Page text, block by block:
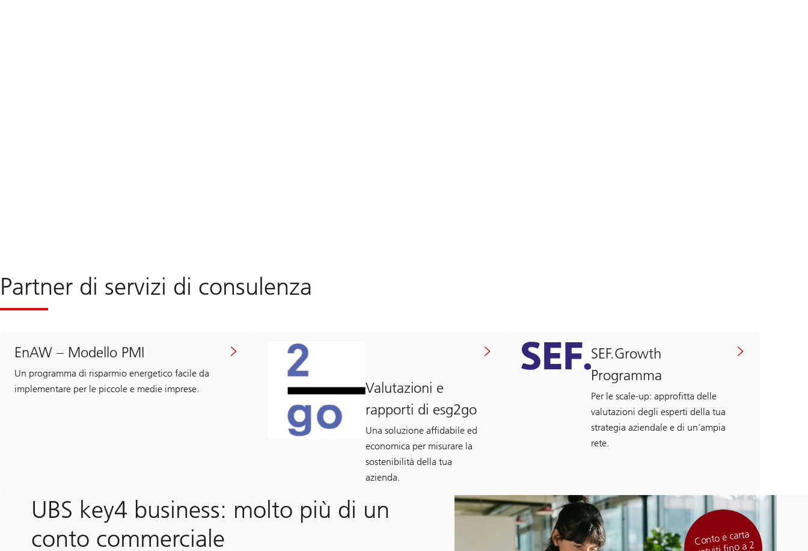
Partner di servizi di consulenza
EnAW – Modello PMI
Un programma di risparmio energetico facile da
implementare per le piccole e medie imprese.
Valutazioni e
rapporti di esg2go
Una soluzione affidabile ed
economica per misurare la
sostenibilità della tua
azienda.
SEF.Growth
Programma
Per le scale-up: approfitta delle
valutazioni degli esperti della tua
strategia aziendale e di un'ampia
rete.
UBS key4 business: molto più di un
conto commerciale
Conto e carta